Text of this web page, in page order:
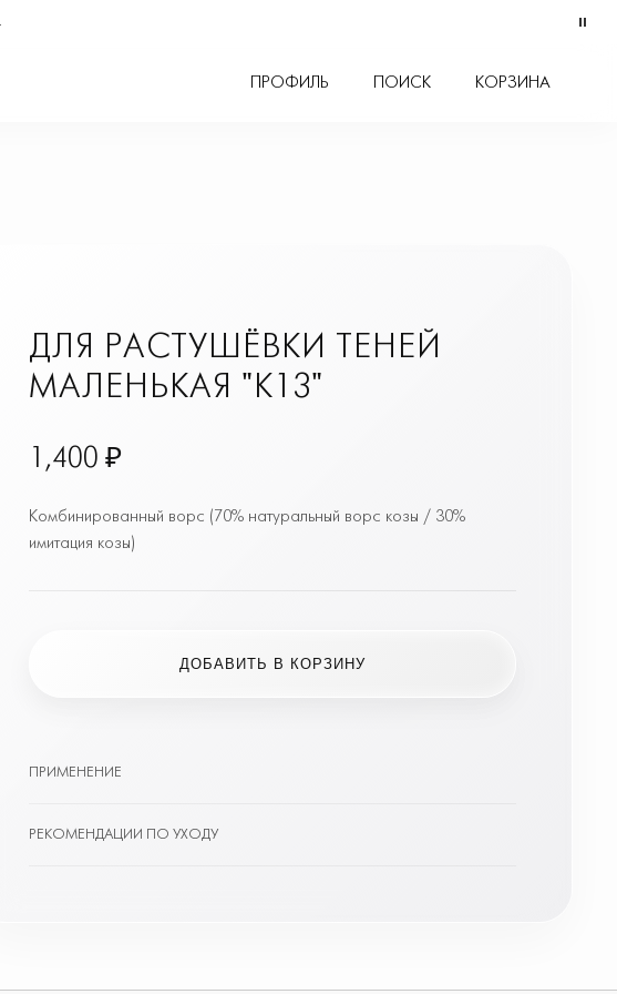
ПРОФИЛЬ ПОИСК КОРЗИНА
ДЛЯ РАСТУШЁВКИ ТЕНЕЙ
МАЛЕНЬКАЯ "K13"
1,400 ₽
Комбинированный ворс (70% натуральный ворс козы / 30%
имитация козы)
ДОБАВИТЬ В КОРЗИНУ
ПРИМЕНЕНИЕ
РЕКОМЕНДАЦИИ ПО УХОДУ